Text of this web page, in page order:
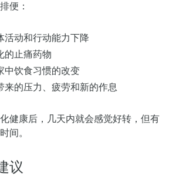
便：
活动和行动能力下降
的止痛药物
中饮食习惯的改变
来的压力、疲劳和新的作息
健康后，几天内就会感觉好转，但有
间。
议